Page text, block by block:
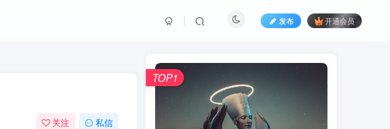
发布 开通会员
关注 私信
TOP1